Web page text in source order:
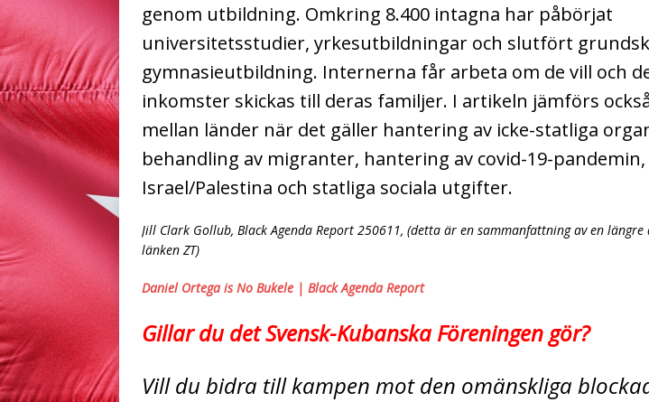
genom utbildning. Omkring 8.400 intagna har påbörjat
universitetsstudier, yrkesutbildningar och slutfört
gymnasieutbildning. Internerna får arbeta om de vill och
inkomster skickas till deras familjer. I artikeln jämförs
mellan länder när det gäller hantering av icke-statliga
behandling av migranter, hantering av covid-19-pandemin,
Israel/Palestina och statliga sociala utgifter.
Jill Clark Gollub, Black Agenda Report 250611, (detta är en sammanfattning av en
länken ZT)
Daniel Ortega is No Bukele | Black Agenda Report
Gillar du det Svensk-Kubanska Föreningen gör?
Vill du bidra till kampen mot den omänskliga